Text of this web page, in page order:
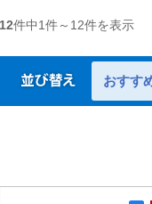
12件中1件～ 12件を表示
おすす